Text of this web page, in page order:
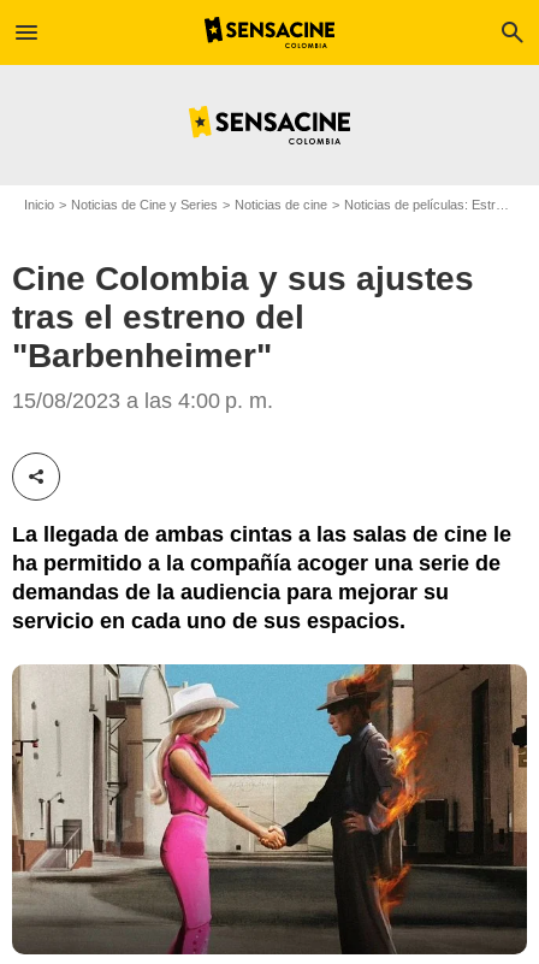
menu search
Inicio Noticias de Cine y Series Noticias de cine Noticias de películas: Estreno de película
Cine Colombia y sus ajustes
tras el estreno del
"Barbenheimer"
15/08/2023 a las 4:00 p. m.
Compartir esta noticia
La llegada de ambas cintas a las salas de cine le
ha permitido a la compañía acoger una serie de
demandas de la audiencia para mejorar su
servicio en cada uno de sus espacios.